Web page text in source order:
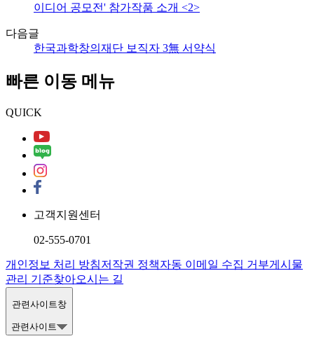
이디어 공모전' 참가작품 소개 <2>
다음글
한국과학창의재단 보직자 3無 서약식
빠른 이동 메뉴
QUICK
고객지원센터
02-555-0701
개인정보 처리 방침저작권 정책자동 이메일 수집 거부게시물
관리 기준찾아오시는 길
관련사이트창
관련사이트